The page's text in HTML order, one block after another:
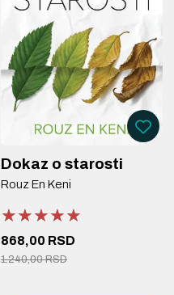
Dokaz o starosti
Rouz En Keni
★★★★★
★★★★★
★★★★★
868,00 RSD
1.240,00 RSD